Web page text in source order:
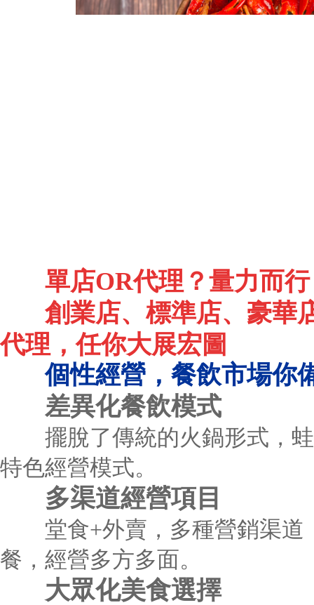
單店OR代理？量力而行
創業店、標準店、豪華
代理，任你大展宏圖
個性經營，餐飲市場你
差異化餐飲模式
擺脫了傳統的火鍋形式，蛙
特色經營模式。
多渠道經營項目
堂食+外賣，多種營銷渠道
餐，經營多方多面。
大眾化美食選擇